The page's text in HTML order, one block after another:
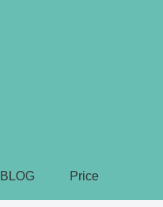
BLOG Price